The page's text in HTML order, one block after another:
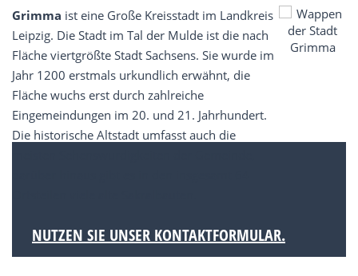
Grimma ist eine Große Kreisstadt im Landkreis
Leipzig. Die Stadt im Tal der Mulde ist die nach
Fläche viertgrößte Stadt Sachsens. Sie wurde im
Jahr 1200 erstmals urkundlich erwähnt, die
Fläche wuchs erst durch zahlreiche
Eingemeindungen im 20. und 21. Jahrhundert.
Die historische Altstadt umfasst auch die
NUTZEN SIE UNSER KONTAKTFORMULAR.